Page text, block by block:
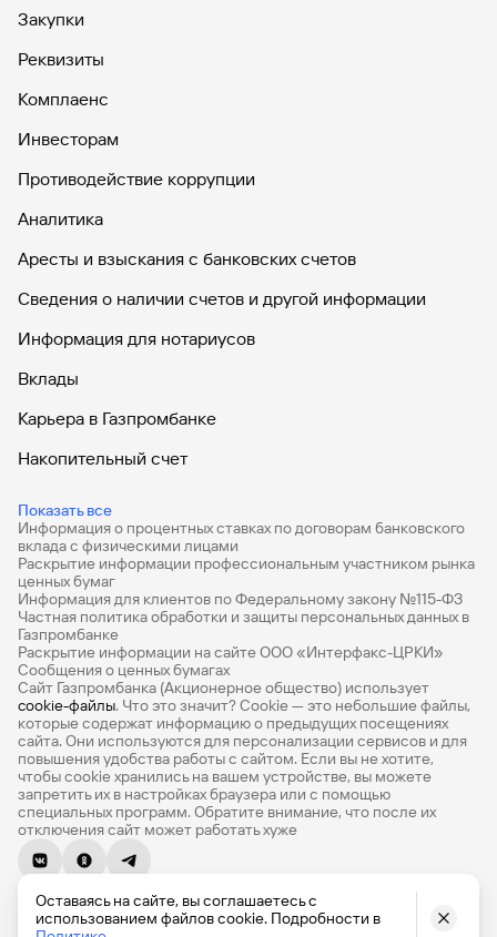
Закупки
Реквизиты
Комплаенс
Инвесторам
Противодействие коррупции
Аналитика
Аресты и взыскания с банковских счетов
Сведения о наличии счетов и другой информации
Информация для нотариусов
Вклады
Карьера в Газпромбанке
Накопительный счет
Показать все
Дебетовые карты с бесплатным обслуживанием
Все накопительные счета
Банковские вклады на 3 месяца
Вклады с высоким процентом
Калькулятор вкладов
Виртуальные карты
Премиум
Private
РКО
ВЭД
Информация о процентных ставках по договорам банковского
вклада с физическими лицами
Раскрытие информации профессиональным участником рынка
ценных бумаг
Информация для клиентов по Федеральному закону №115-ФЗ
Частная политика обработки и защиты персональных данных в
Газпромбанке
Раскрытие информации на сайте ООО «Интерфакс-ЦРКИ»
Сообщения о ценных бумагах
Сайт Газпромбанка (Акционерное общество) использует
cookie-файлы. Что это значит? Сookie — это небольшие файлы,
которые содержат информацию о предыдущих посещениях
сайта. Они используются для персонализации сервисов и для
повышения удобства работы с сайтом. Если вы не хотите,
чтобы сookie хранились на вашем устройстве, вы можете
запретить их в настройках браузера или с помощью
специальных программ. Обратите внимание, что после их
отключения сайт может работать хуже
© 1990-2026, Банк ГПБ (АО) Генеральная лицензия Банка
России № 354
English version
Оставаясь на сайте, вы соглашаетесь с
использованием файлов cookie. Подробности в